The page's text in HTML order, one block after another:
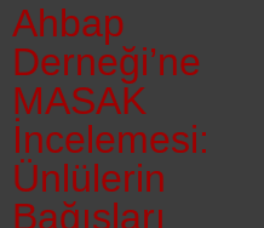
Ahbap
Derneği’ne
MASAK
İncelemesi:
Ünlülerin
Bağışları